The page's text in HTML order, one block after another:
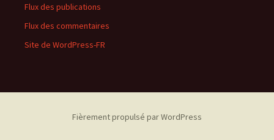
Flux des publications
Flux des commentaires
Site de WordPress-FR
Fièrement propulsé par WordPress